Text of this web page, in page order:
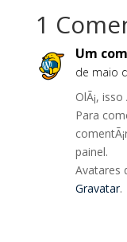
1
Um
de maio
OlÃ¡,
Para
painel.
Avatares
Gravatar.